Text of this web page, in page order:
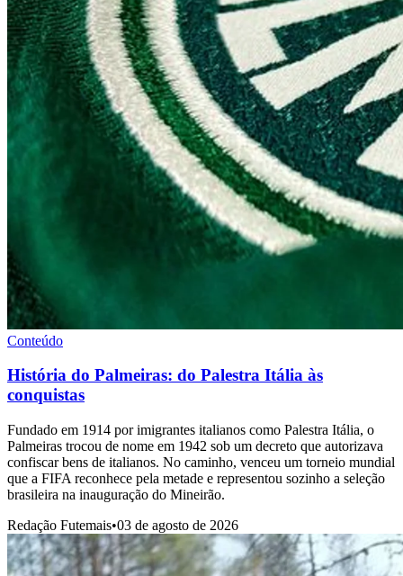
Conteúdo
História do Palmeiras: do Palestra Itália às
conquistas
Fundado em 1914 por imigrantes italianos como Palestra Itália, o
Palmeiras trocou de nome em 1942 sob um decreto que autorizava
confiscar bens de italianos. No caminho, venceu um torneio mundial
que a FIFA reconhece pela metade e representou sozinho a seleção
brasileira na inauguração do Mineirão.
Redação Futemais•03 de agosto de 2026